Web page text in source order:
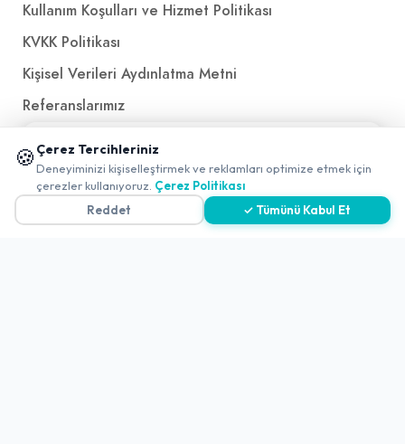
Kullanım Koşulları ve Hizmet Politikası
KVKK Politikası
Kişisel Verileri Aydınlatma Metni
Referanslarımız
İletişim
E-Postailetisim@yakalamac.com.tr
Dokuz Eylül Üniversitesi Teknoparkı Adatepe Mah.
🍪 Çerez Tercihleriniz
Deneyiminizi kişiselleştirmek ve reklamları optimize etmek için
çerezler kullanıyoruz. Çerez Politikası
Reddet
✓ Tümünü Kabul Et
📱 Mobil uygulamamızı keşfedin!
✖